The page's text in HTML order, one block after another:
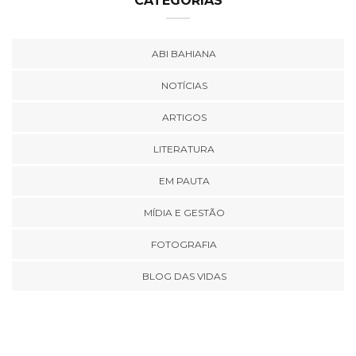
ABI BAHIANA
NOTÍCIAS
ARTIGOS
LITERATURA
EM PAUTA
MÍDIA E GESTÃO
FOTOGRAFIA
BLOG DAS VIDAS